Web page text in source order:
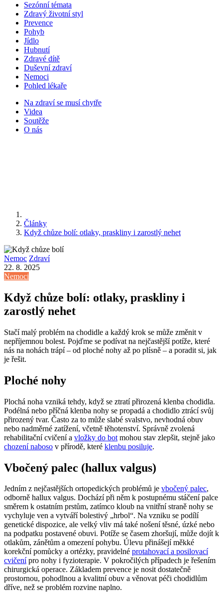
Sezónní témata
Zdravý životní styl
Prevence
Pohyb
Jídlo
Hubnutí
Zdravé dítě
Duševní zdraví
Nemoci
Pohled lékaře
Na zdraví se musí chytře
Videa
Soutěže
O nás
Články
Když chůze bolí: otlaky, praskliny i zarostlý nehet
Nemoc Zdraví
22. 8. 2025
Nemoci
Když chůze bolí: otlaky, praskliny i
zarostlý nehet
Stačí malý problém na chodidle a každý krok se může změnit v
nepříjemnou bolest. Pojďme se podívat na nejčastější potíže, které
nás na nohách trápí – od ploché nohy až po plísně – a poradit si, jak
je řešit.
Ploché nohy
Plochá noha vzniká tehdy, když se ztratí přirozená klenba chodidla.
Podélná nebo příčná klenba nohy se propadá a chodidlo ztrácí svůj
přirozený tvar. Často za to může slabé svalstvo, nevhodná obuv
nebo nadměrné zatížení, včetně těhotenství. Správně zvolená
rehabilitační cvičení a vložky do bot mohou stav zlepšit, stejně jako
chození naboso v přírodě, které klenbu posiluje.
Vbočený palec (hallux valgus)
Jedním z nejčastějších ortopedických problémů je vbočený palec,
odborně hallux valgus. Dochází při něm k postupnému stáčení palce
směrem k ostatním prstům, zatímco kloub na vnitřní straně nohy se
vychyluje ven a vytváří bolestivý „hrbol“. Na vzniku se podílí
genetické dispozice, ale velký vliv má také nošení těsné, úzké nebo
na podpatku postavené obuvi. Potíže se časem zhoršují, může dojít k
otlakům, zánětům a omezení pohybu. Úlevu přinášejí měkké
korekční pomůcky a ortézky, pravidelné protahovací a posilovací
cvičenípro nohy i fyzioterapie. V pokročilých případech je řešením
chirurgická operace. Základem prevence je nosit dostatečně
prostornou, pohodlnou a kvalitní obuv a věnovat péči chodidlům
dříve, než se problém rozvine naplno.